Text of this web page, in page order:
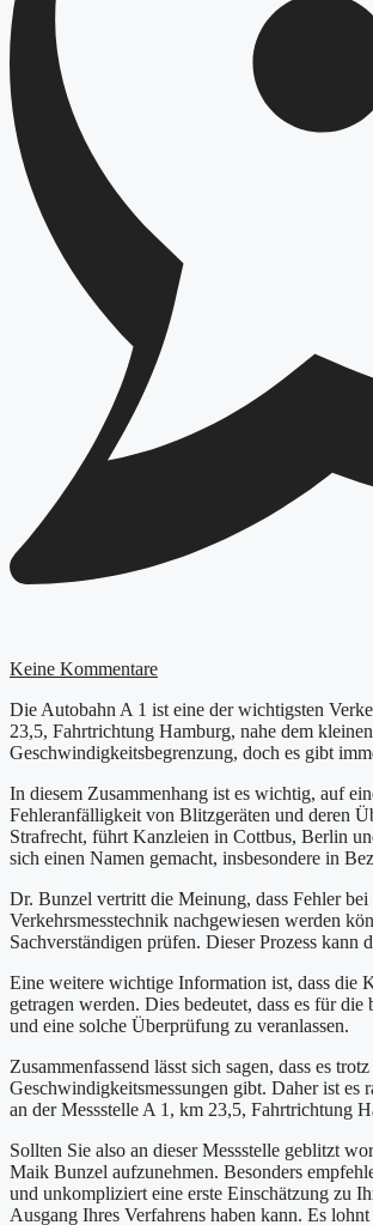
Keine Kommentare
Die Autobahn A 1 ist eine der wichtigsten
23,5, Fahrtrichtung Hamburg, nahe dem
Geschwindigkeitsbegrenzung, doch es gibt
In diesem Zusammenhang ist es wichtig, auf
Fehleranfälligkeit von Blitzgeräten und deren
Strafrecht, führt Kanzleien in Cottbus, Berlin
sich einen Namen gemacht, insbesondere in
Dr. Bunzel vertritt die Meinung, dass Fehler
Verkehrsmesstechnik nachgewiesen werden
Sachverständigen prüfen. Dieser Prozess
Eine weitere wichtige Information ist, dass die
getragen werden. Dies bedeutet, dass es für
und eine solche Überprüfung zu veranlassen.
Zusammenfassend lässt sich sagen, dass es
Geschwindigkeitsmessungen gibt. Daher ist es
an der Messstelle A 1, km 23,5, Fahrtrichtung
Sollten Sie also an dieser Messstelle geblitzt
Maik Bunzel aufzunehmen. Besonders
und unkompliziert eine erste Einschätzung zu
Ausgang Ihres Verfahrens haben kann. Es